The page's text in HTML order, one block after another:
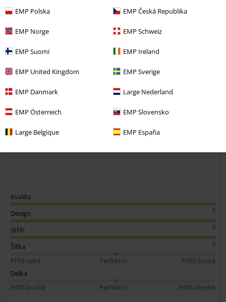
EMP Polska EMP Česká Republika
EMP Norge EMP Schweiz
EMP Suomi EMP Ireland
EMP United Kingdom EMP Sverige
EMP Danmark Large Nederland
EMP Österreich EMP Slovensko
Large Belgique EMP España
Komentář
Odeslat komentář
4 Hodnocení
Výška postavy v metrech: 1,90
Good look
Kvalita
5
Design
5
Střih
5
Šířka
Příliš úzké
Perfektní
Příliš široké
Délka
Příliš krátké
Perfektní Příliš dlouhé